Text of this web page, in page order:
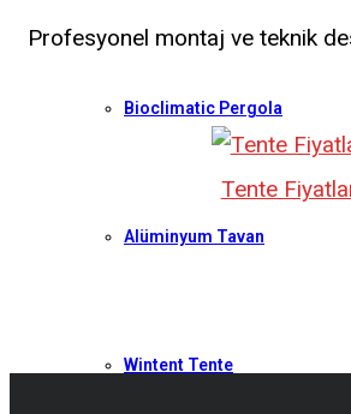
Bioclimatic Pergola
Alüminyum Tavan
Wintent Tente
Profesyonel montaj ve teknik
Tente